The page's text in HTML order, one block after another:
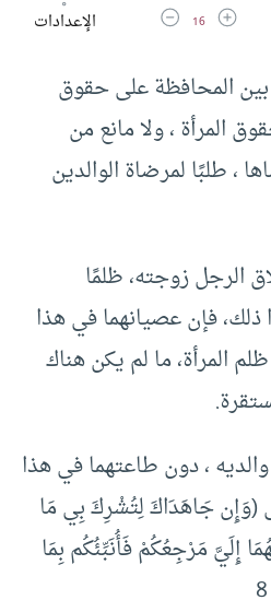
زيادة حجم الخط
16 تقليل حجم الخطالإعدادات
بين المحافظة على حقوق
المرأة ، ولا مانع من
، طلبًا لمرضاة الوالدين
الرجل زوجته، ظلمًا
ذلك، فإن عصيانهما في هذا
المرأة، ما لم يكن هناك
، دون طاعتهما في هذا
(وَإِن جَاهَدَاكَ لِتُشْرِكَ بِي مَا
إِلَيَّ مَرْجِعُكُمْ فَأُنَبِّئُكُم بِمَا